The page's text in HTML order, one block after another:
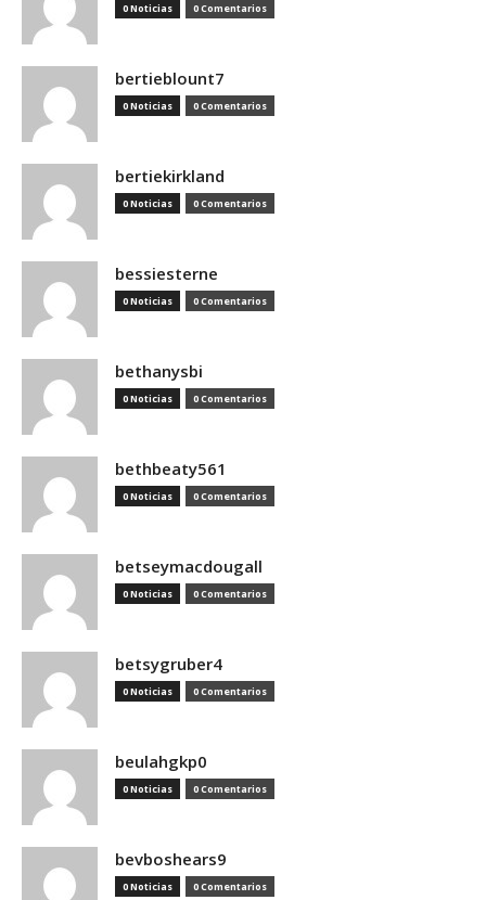
0 Noticias 0 Comentarios
bertieblount7
0 Noticias 0 Comentarios
bertiekirkland
0 Noticias 0 Comentarios
bessiesterne
0 Noticias 0 Comentarios
bethanysbi
0 Noticias 0 Comentarios
bethbeaty561
0 Noticias 0 Comentarios
betseymacdougall
0 Noticias 0 Comentarios
betsygruber4
0 Noticias 0 Comentarios
beulahgkp0
0 Noticias 0 Comentarios
bevboshears9
0 Noticias 0 Comentarios